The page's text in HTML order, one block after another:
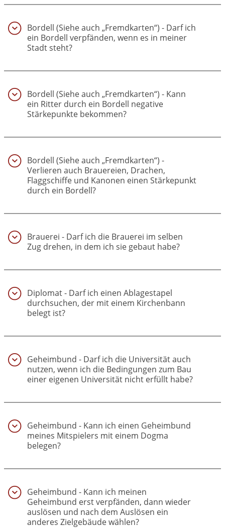
Bordell (Siehe auch „Fremdkarten“) - Darf ich
ein Bordell verpfänden, wenn es in meiner
Stadt steht?
Bordell (Siehe auch „Fremdkarten“) - Kann
ein Ritter durch ein Bordell negative
Stärkepunkte bekommen?
Bordell (Siehe auch „Fremdkarten“) -
Verlieren auch Brauereien, Drachen,
Flaggschiffe und Kanonen einen Stärkepunkt
durch ein Bordell?
Brauerei - Darf ich die Brauerei im selben
Zug drehen, in dem ich sie gebaut habe?
Diplomat - Darf ich einen Ablagestapel
durchsuchen, der mit einem Kirchenbann
belegt ist?
Geheimbund - Darf ich die Universität auch
nutzen, wenn ich die Bedingungen zum Bau
einer eigenen Universität nicht erfüllt habe?
Geheimbund - Kann ich einen Geheimbund
meines Mitspielers mit einem Dogma
belegen?
Geheimbund - Kann ich meinen
Geheimbund erst verpfänden, dann wieder
auslösen und nach dem Auslösen ein
anderes Zielgebäude wählen?